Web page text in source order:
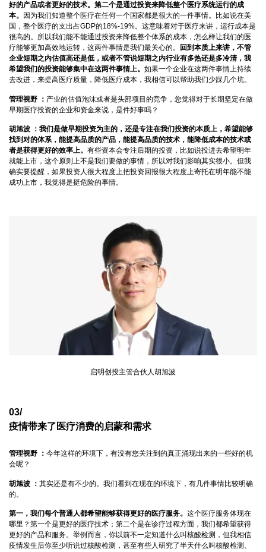
好的产品或者更好的技术。第二个是通过投资来降低整个医疗系统运行的成
本。
因为我们知道整个医疗在任何一个国家都是很大的一件事情。比如说在美
国，整个医疗的支出占GDP的18%-19%。这意味着对于医疗来讲，运行成本是
很高的。所以我们能不能通过投资来降低整个体系的成本，怎么样让我们的医
疗能够更加高效地运转，这两件事情是我们最关心的。
回到本质上来讲，不管
企业短期之内估值高还是低，或者不管说短期之内行业有多热还是多冷清，我
希望我们的投资能够集中在这两件事情上。 如果一个企业在这两件事情上持续
去改进，来提高医疗质量，降低医疗成本，我相信可以帮助我们少踩几个坑。
管理视野 ： 产业的估值泡沫或者是头部项目的竞争，您觉得对于长期坚定在做
早期医疗投资的企业和资金来说，是件好事吗？
胡旭波 ： 我们是做早期投资为主的，还是专注在我们投资的本质上，希望能够
找到对的体系，能提高品质的产品，能提高品质的技术，能降低成本的技术或
者是获得更好的效率上。 有些资本会专注后期的投资，比如说投进去希望明年
就能上市，这个原则上不是我们要做的事情，所以对我们影响其实很小。但我
确实要提醒，如果投资人很大程度上把投资回报很大程度上寄托在明年能不能
成功上市，我觉得是挺危险的事情。
启明创投主管合伙人胡旭波
03/
疫情带来了医疗消费的启蒙和需求
管理视野 ： 今年这样的环境下，有没有您关注到的真正涌现出来的一些好的机
会呢？
胡旭波 ： 其实还是有不少的。我们看到在现在的环境下，有几件事情比较明确
的。
第一，我们每个普通人都希望能够获得更好的医疗服务。 这个医疗服务体现在
哪里？第一个是更好的医疗技术；第二个是在诊疗过程方面，我们都希望获得
更好的产品和服务。举例而言，你以前不一定知道什么叫核酸检测，但我相信
疫情发生后你至少听说过核酸检测，甚至有些人研究了半天什么叫核酸检测、